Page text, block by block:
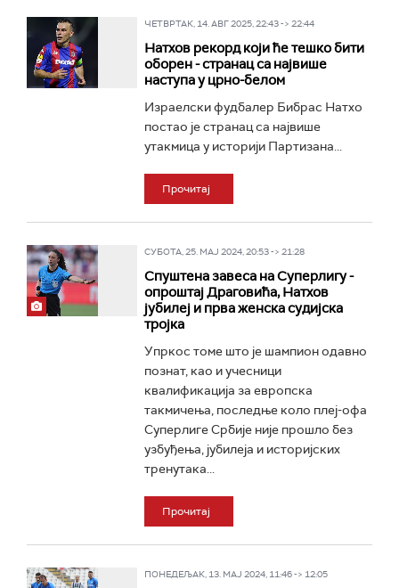
ЧЕТВРТАК, 14. АВГ 2025, 22:43 -> 22:44
Натхов рекорд који ће тешко бити
оборен - странац са највише
наступа у црно-белом
Израелски фудбалер Бибрас Натхо
постао је странац са највише
утакмица у историји Партизана...
Прочитај
СУБОТА, 25. МАЈ 2024, 20:53 -> 21:28
Спуштена завеса на Суперлигу -
опроштај Драговића, Натхов
јубилеј и прва женска судијска
тројка
Упркос томе што је шампион одавно
познат, као и учесници
квалификација за европска
такмичења, последње коло плеј-офа
Суперлиге Србије није прошло без
узбуђења, јубилеја и историјских
тренутака...
Прочитај
ПОНЕДЕЉАК, 13. МАЈ 2024, 11:46 -> 12:05